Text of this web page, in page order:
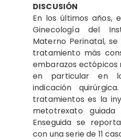
DISCUSIÓN
En los últimos años,
Ginecología del
Materno Perinatal,
tratamiento más
embarazos ectópicos
en particular en
indicación
tratamientos es la
metotrexato
Enseguida se
con una serie de 11